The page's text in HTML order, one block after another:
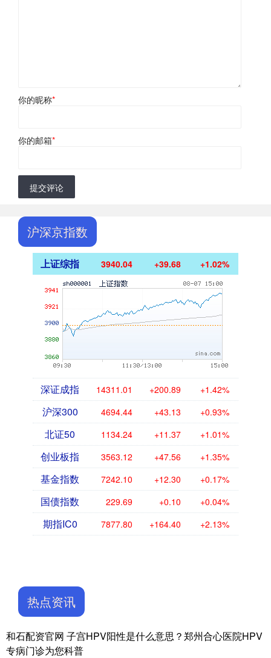
你的昵称*
你的邮箱*
提交评论
沪深京指数
上证综指 3940.04 +39.68 +1.02%
深证成指 14311.01 +200.89 +1.42%
沪深300 4694.44 +43.13 +0.93%
北证50 1134.24 +11.37 +1.01%
创业板指 3563.12 +47.56 +1.35%
基金指数 7242.10 +12.30 +0.17%
国债指数 229.69 +0.10 +0.04%
期指IC0 7877.80 +164.40 +2.13%
热点资讯
和石配资官网 子宫HPV阳性是什么意思？郑州合心医院HPV
专病门诊为您科普